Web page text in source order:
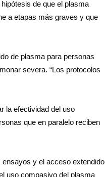
de que el plasma
a etapas más graves y que
de plasma para personas
severa. “Los protocolos
la efectividad del uso
que en paralelo reciben
y el acceso extendido
uso compasivo del plasma